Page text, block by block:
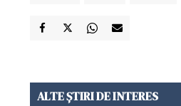
ALTE ȘTIRI DE INTERES